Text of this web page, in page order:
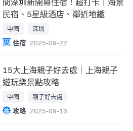
民宿、5星級酒店、鄰近地鐵
中國 深圳
住宿 2025-09-22
15大上海親子好去處｜上海親子
遊玩樂景點攻略
中國 親子好去處
攻略 2025-09-16